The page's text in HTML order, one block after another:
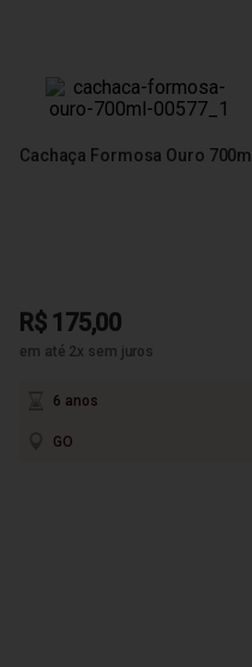
Cachaça Formosa Ouro 700ml
R$ 175,00
em até 2x sem juros
6 anos
GO